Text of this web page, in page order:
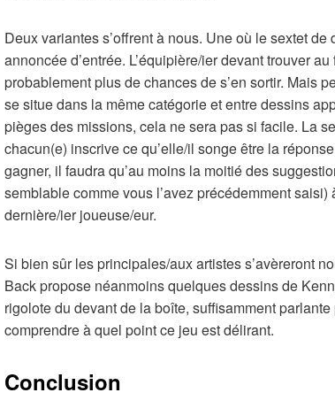
Deux variantes s’offrent à nous. Une où le sextet de
annoncée d’entrée. L’équipière/ier devant trouver
probablement plus de chances de s’en sortir. Mais
se situe dans la même catégorie et entre dessins
pièges des missions, cela ne sera pas si facile. La
chacun(e) inscrive ce qu’elle/il songe être la
gagner, il faudra qu’au moins la moitié des
semblable comme vous l’avez précédemment saisi)
dernière/ier joueuse/eur.
Si bien sûr les principales/aux artistes s’avèreront
Back propose néanmoins quelques dessins de
rigolote du devant de la boîte, suffisamment
comprendre à quel point ce jeu est délirant.
Conclusion